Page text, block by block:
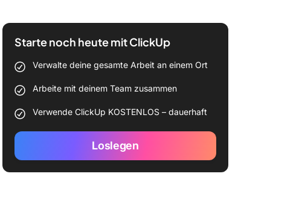
Starte noch heute mit ClickUp
Verwalte deine gesamte Arbeit an einem Ort
Arbeite mit deinem Team zusammen
Verwende ClickUp KOSTENLOS – dauerhaft
Loslegen